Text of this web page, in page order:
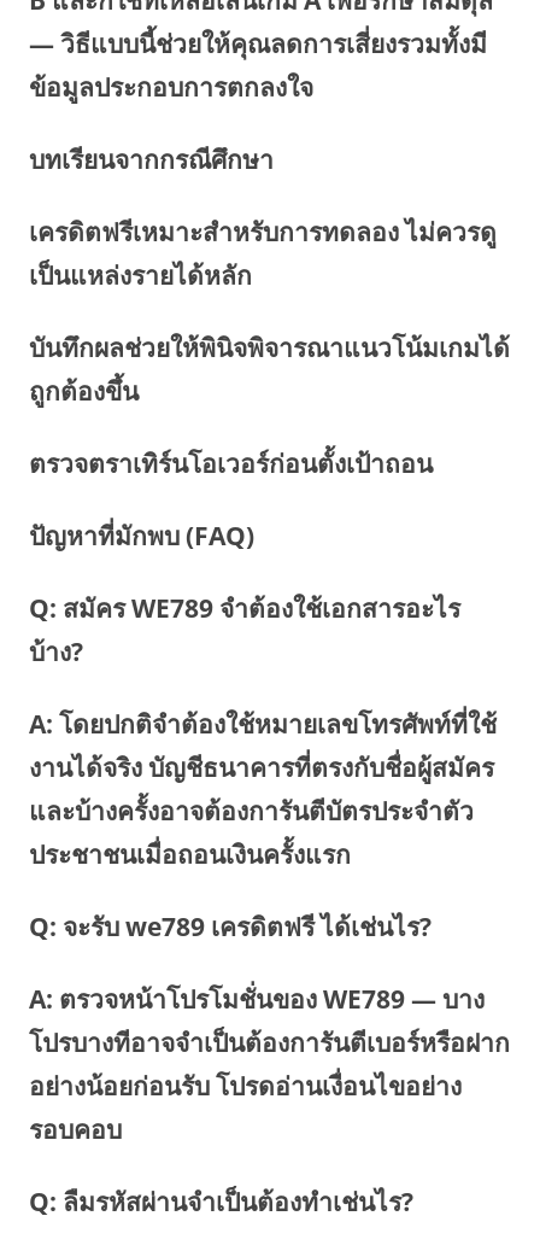
— วิธีแบบนี้ช่วยให้คุณลดการเสี่ยงรวมทั้งมี
ข้อมูลประกอบการตกลงใจ
บทเรียนจากกรณีศึกษา
เครดิตฟรีเหมาะสำหรับการทดลอง ไม่ควรดู
เป็นแหล่งรายได้หลัก
บันทึกผลช่วยให้พินิจพิจารณาแนวโน้มเกมได้
ถูกต้องขึ้น
ตรวจตราเทิร์นโอเวอร์ก่อนตั้งเป้าถอน
ปัญหาที่มักพบ (FAQ)
Q: สมัคร WE789 จำต้องใช้เอกสารอะไร
บ้าง?
A: โดยปกติจำต้องใช้หมายเลขโทรศัพท์ที่ใช้
งานได้จริง บัญชีธนาคารที่ตรงกับชื่อผู้สมัคร
และบ้างครั้งอาจต้องการันตีบัตรประจำตัว
ประชาชนเมื่อถอนเงินครั้งแรก
Q: จะรับ we789 เครดิตฟรี ได้เช่นไร?
A: ตรวจหน้าโปรโมชั่นของ WE789 — บาง
โปรบางทีอาจจำเป็นต้องการันตีเบอร์หรือฝาก
อย่างน้อยก่อนรับ โปรดอ่านเงื่อนไขอย่าง
รอบคอบ
Q: ลืมรหัสผ่านจำเป็นต้องทำเช่นไร?